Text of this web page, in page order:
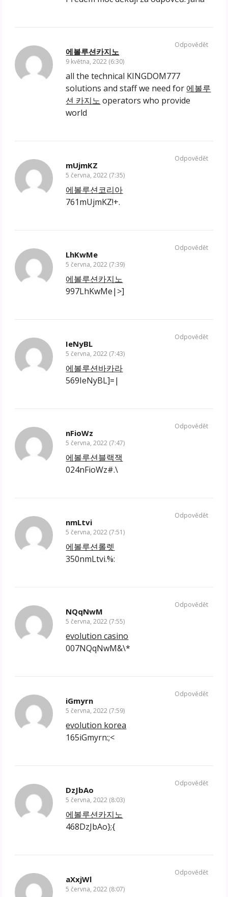
에볼루션카지노
9 května, 2022 (6:30)
all the technical KINGDOM777
solutions and staff we need for 에볼루
션 카지노 operators who provide
world
Odpovědět
mUjmKZ
5 června, 2022 (7:35)
에볼루션코리아
761mUjmKZ!+.
Odpovědět
LhKwMe
5 června, 2022 (7:39)
에볼루션카지노
997LhKwMe|>]
Odpovědět
IeNyBL
5 června, 2022 (7:43)
에볼루션바카라
569IeNyBL]=|
Odpovědět
nFioWz
5 června, 2022 (7:47)
에볼루션블랙잭
024nFioWz#.\
Odpovědět
nmLtvi
5 června, 2022 (7:51)
에볼루션롤렛
350nmLtvi.%:
Odpovědět
NQqNwM
5 června, 2022 (7:55)
evolution casino
007NQqNwM&\*
Odpovědět
iGmyrn
5 června, 2022 (7:59)
evolution korea
165iGmyrn:;<
Odpovědět
DzJbAo
5 června, 2022 (8:03)
에볼루션카지노
468DzJbAo};{
Odpovědět
aXxjWl
5 června, 2022 (8:07)
Odpovědět